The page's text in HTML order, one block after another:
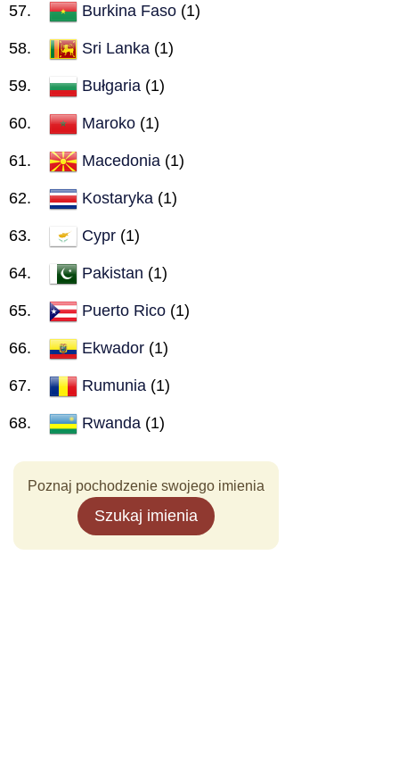
Burkina Faso (1)
Sri Lanka (1)
Bułgaria (1)
Maroko (1)
Macedonia (1)
Kostaryka (1)
Cypr (1)
Pakistan (1)
Puerto Rico (1)
Ekwador (1)
Rumunia (1)
Rwanda (1)
Poznaj pochodzenie swojego imienia
Szukaj imienia